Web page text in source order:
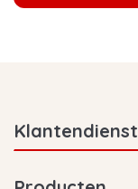
Klantendienst